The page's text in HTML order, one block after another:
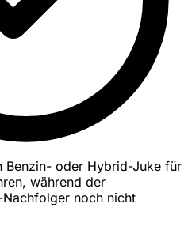
Benzin- oder Hybrid-Juke für
während der
noch nicht